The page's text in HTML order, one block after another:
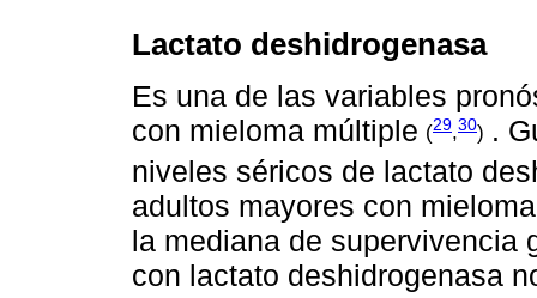
Lactato deshidrogenasa
Es una de las variables
con mieloma múltiple (29,30) .
niveles séricos de lactato
adultos mayores con
la mediana de supervivencia
con lactato deshidrogenasa